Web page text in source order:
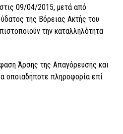
09/04/2015, μετά από
της Βόρειας Ακτής του
την καταλληλότητα
Άρσης της Απαγόρευσης και
οποιαδήποτε πληροφορία επί